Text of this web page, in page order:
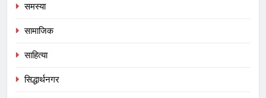
समस्या
सामाजिक
साहित्या
सिद्धार्थनगर